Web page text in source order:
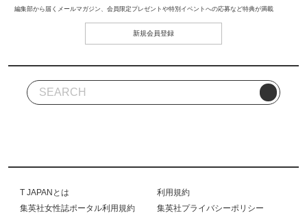
編集部から届くメールマガジン、会員限定プレゼントや特別イベントへの応募など特典が満載
新規会員登録
T JAPANとは
利用規約
集英社女性誌ポータル利用規約
集英社プライバシーポリシー